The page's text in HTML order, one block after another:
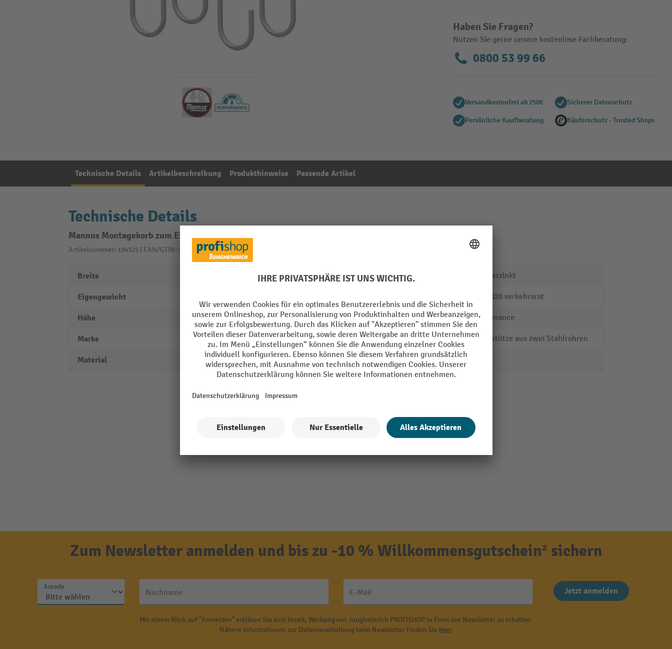
Haben Sie Fragen?
Nutzen Sie gerne unsere kostenlose Fachberatung:
0800 53 99 66
Versandkostenfrei ab 250€ Sicherer Datenschutz
Persönliche Kaufberatung Käuferschutz - Trusted Shops
Technische Details Artikelbeschreibung Produkthinweise Passende Artikel
Technische Details
Mannus Montagekorb zum Einbetonieren für Hubschranke Premium, Auflagestütze
Artikelnummer: 194325 | EAN/GTIN: 4046675363282Aus der Kategorie:
Breite
Eigengewicht
Höhe 189 mm
Marke Mannus
Material Stahl
Oberfläche feuerverzinkt
RAL 3020 verkehrsrot
Segment Performance
Technische Eigenschaften Hauptstütze aus zwei Stahlrohren
Tiefe
Zum Newsletter anmelden und bis zu -10 % Willkommensgutschein² sichern
Anrede
Nachname E-Mail Jetzt anmelden
Mit einem Klick auf "Anmelden" erklären Sie sich bereit, Werbung von Jungheinrich PROFISHOP in Form von Newsletter zu erhalten.
Nähere Informationen zur Datenverarbeitung beim Newsletter finden Sie hier.